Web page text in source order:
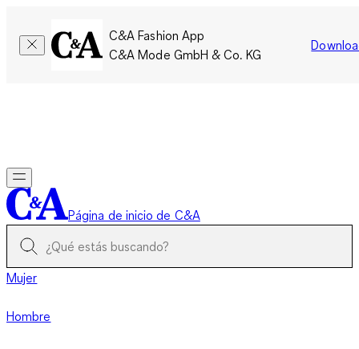
C&A Fashion App
C&A Mode GmbH & Co. KG
Página de inicio de C&A
Mujer
Hombre